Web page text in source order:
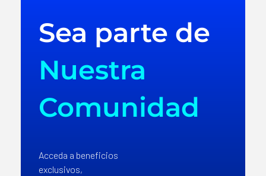
Sea parte de
Nuestra
Comunidad
Acceda a beneficios
exclusivos,